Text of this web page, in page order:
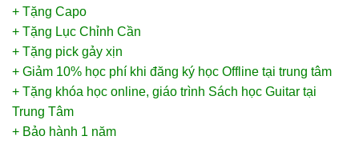
+ Tặng Capo
+ Tặng Lục Chỉnh Cần
+ Tặng pick gảy xịn
+ Giảm 10% học phí khi đăng ký học Offline tại trung tâm
+ Tặng khóa học online, giáo trình Sách học Guitar tại
Trung Tâm
+ Bảo hành 1 năm